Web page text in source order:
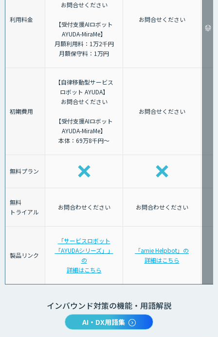
利用料金
お問合せください
【受付支援AIロボット
AYUDA-MiraMe】
月額利用料：1万2千円
月額保守料：1万円
お問合せください
初期費用
【自律移動型サービス
ロボット AYUDA】
お問合せください
【受付支援AIロボット
AYUDA-MiraMe】
本体：69万8千円～
お問合せください
無料プラン
無料
トライアル
お問合わせください お問合わせください
製品リンク
「サービスロボット
「AYUDAシリーズ」」
の
詳細はこちら
「amie Helpbot」の
詳細はこちら
インバウンド対策の機能・用語解説
AI・DX用語集